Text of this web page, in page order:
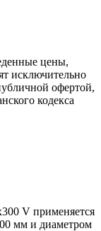
цены,
исключительно
офертой,
кодекса
V применяется
мм и диаметром